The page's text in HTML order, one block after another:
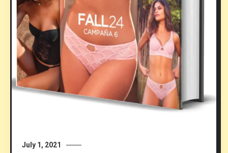
July 1, 2021